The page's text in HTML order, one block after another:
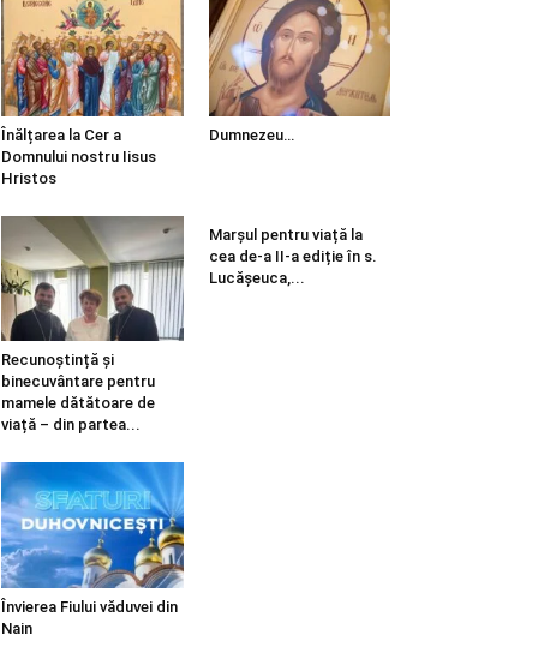
Înălțarea la Cer a
Domnului nostru Iisus
Hristos
Dumnezeu…
Recunoștință și
binecuvântare pentru
mamele dătătoare de
viață – din partea...
Marșul pentru viață la
cea de-a II-a ediție în s.
Lucășeuca,...
Învierea Fiului văduvei din
Nain